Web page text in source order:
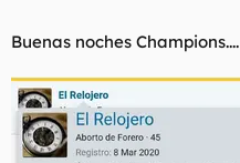
Buenas noches Champions....